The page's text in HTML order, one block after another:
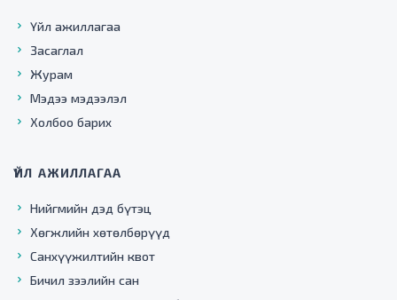
Үйл ажиллагаа
Засаглал
Журам
Мэдээ мэдээлэл
Холбоо барих
ҮЙЛ АЖИЛЛАГАА
Нийгмийн дэд бүтэц
Хөгжлийн хөтөлбөрүүд
Санхүүжилтийн квот
Бичил зээлийн сан